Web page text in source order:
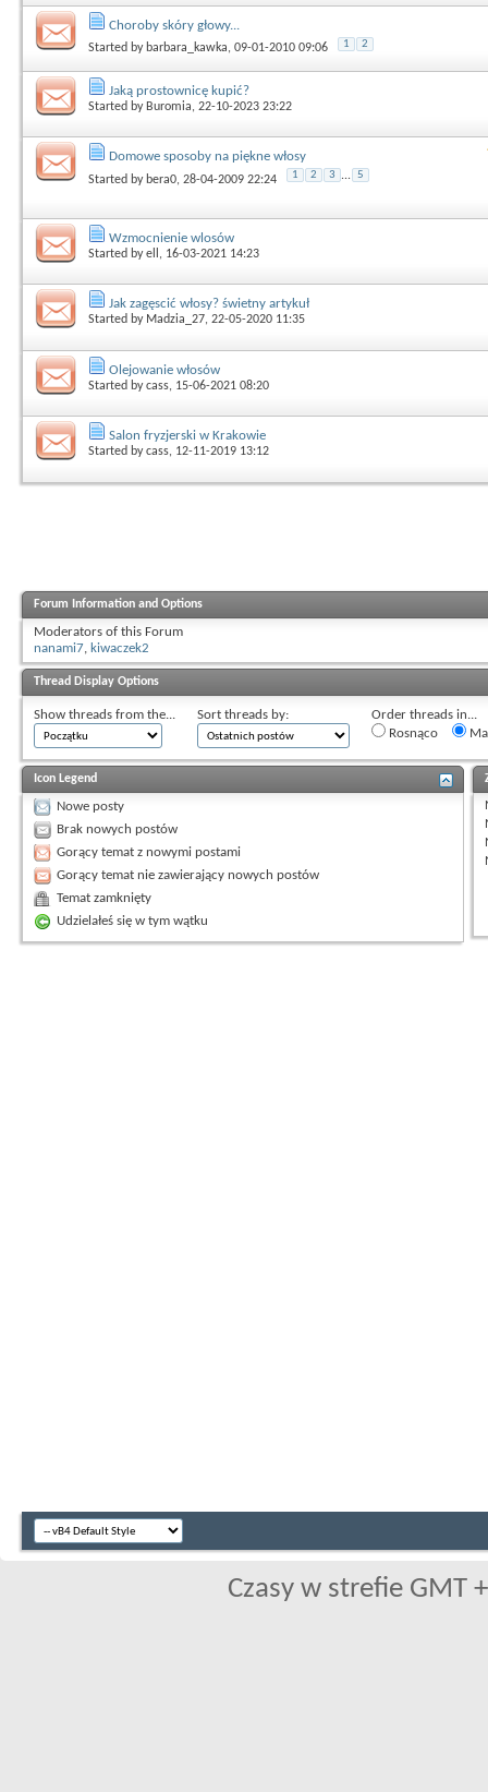
Choroby skóry głowy...
Started by barbara_kawka, 09-01-2010 09:06 1 2
Jaką prostownicę kupić?
Started by Buromia, 22-10-2023 23:22
Domowe sposoby na piękne włosy
Started bybera0, 28-04-2009 22:24 1 2 3 ... 5
Wzmocnienie wlosów
Started byell , 16-03-2021 14:23
Jak zagęscić włosy? świetny artykuł
Started by Madzia_27, 22-05-2020 11:35
Olejowanie włosów
Started bycass, 15-06-2021 08:20
Salon fryzjerski w Krakowie
Started bycass, 12-11-2019 13:12
Forum Information and Options
Moderators of this Forum
nanami7, kiwaczek2
Thread Display Options
Show threads from the... Sort threads by:
Order threads in...
Rosnąco
Icon Legend
Nowe posty
Brak nowych postów
Gorący temat z nowymi postami
Gorący temat nie zawierający nowych postów
Temat zamknięty
Udzielałeś się w tym wątku
Czasy w strefie GMT